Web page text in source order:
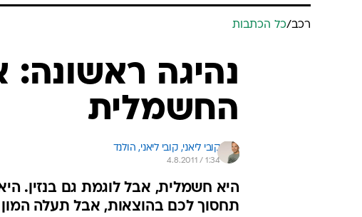
רכב/כל הכתבות
נהיגה
החשמלית
קובי ליאני, קובי ליאני, הולנד
4.8.2011 / 1:34
תחסוך לכם בהוצאות, אבל תעלה